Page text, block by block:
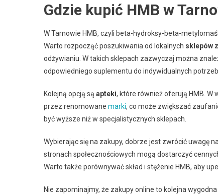
Gdzie kupić HMB w
W Tarnowie HMB, czyli beta-hydroksy-beta-
Warto rozpocząć poszukiwania od lokalnych sklepów
odżywianiu. W takich sklepach zazwyczaj można
odpowiedniego suplementu do indywidualnych potrzeb.
Kolejną opcją są apteki, które również oferują HMB.
przez renomowane marki, co może zwiększać
być wyższe niż w specjalistycznych sklepach.
Wybierając się na zakupy, dobrze jest zwrócić uwagę na
stronach społecznościowych mogą dostarczyć
Warto także porównywać skład i stężenie HMB, aby
Nie zapominajmy, że zakupy online to kolejna